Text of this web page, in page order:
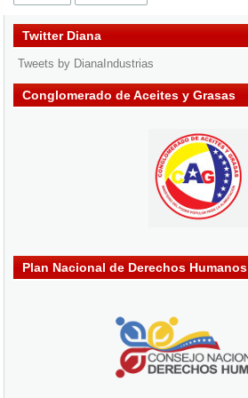
Twitter Diana
Tweets by DianaIndustrias
Conglomerado de Aceites y Grasas
Plan Nacional de Derechos Humanos